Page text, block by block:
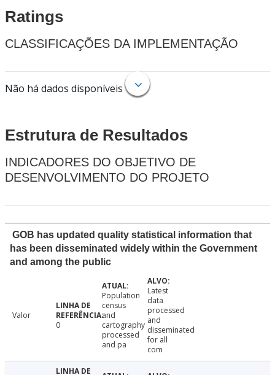
Ratings
CLASSIFICAÇÕES DA IMPLEMENTAÇÃO
Não há dados disponíveis
Estrutura de Resultados
INDICADORES DO OBJETIVO DE
DESENVOLVIMENTO DO PROJETO
GOB has updated quality statistical information that
has been disseminated widely within the Government
and among the public
Valor
0
Population
census
and
cartography
processed
and pa
Latest
data
processed
and
disseminated
for all
com